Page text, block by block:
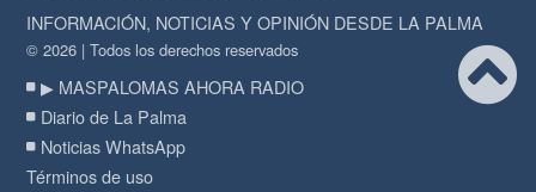
INFORMACIÓN, NOTICIAS Y OPINIÓN DESDE LA PALMA
© 2026 | Todos los derechos reservados
▶ MASPALOMAS AHORA RADIO
Diario de La Palma
Noticias WhatsApp
Términos de uso